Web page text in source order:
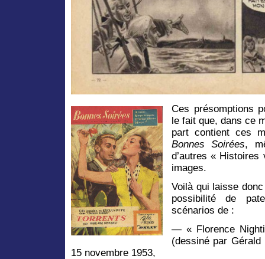
Ces présomptions
le fait que, dans ce
part contient ces
Bonnes Soirées,
d’autres «
images.
Voilà qui laisse
possibilité de
scénarios de :
— « Florence
(dessiné par Gérald
15 novembre 1953,